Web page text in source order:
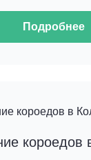
Подробнее
короедов